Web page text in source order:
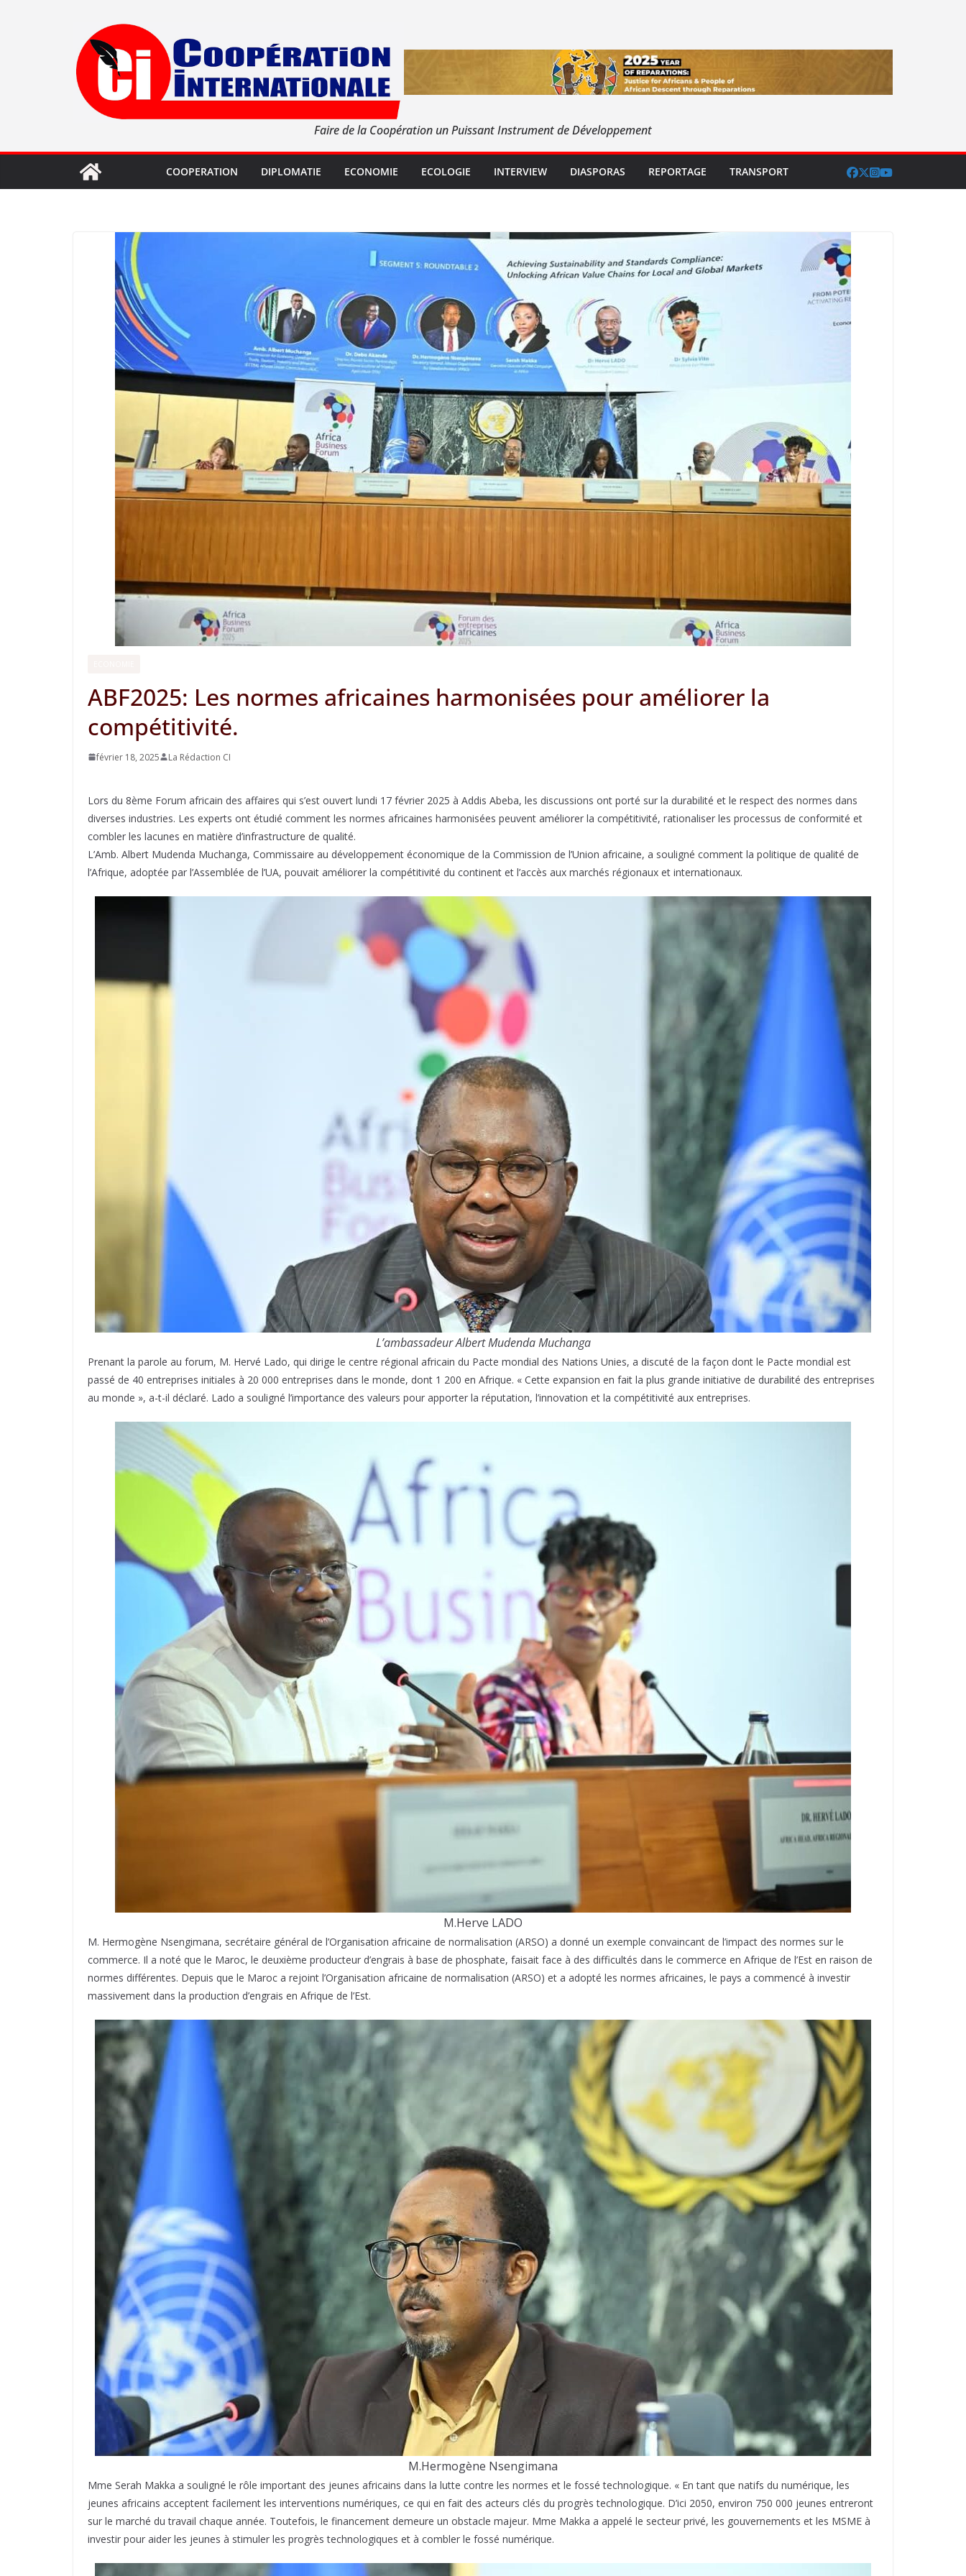
Faire de la Coopération un Puissant Instrument de Développement
COOPERATION DIPLOMATIE ECONOMIE ECOLOGIE INTERVIEW DIASPORAS REPORTAGE TRANSPORT
ABF2025: Les normes africaines harmonisées pour améliorer la
compétitivité.
février 18, 2025 La Rédaction CI
Lors du 8ème Forum africain des affaires qui s’est ouvert lundi 17 février 2025 à Addis Abeba, les discussions ont porté sur la durabilité et le respect des normes dans
diverses industries. Les experts ont étudié comment les normes africaines harmonisées peuvent améliorer la compétitivité, rationaliser les processus de conformité et
combler les lacunes en matière d’infrastructure de qualité.
L’Amb. Albert Mudenda Muchanga, Commissaire au développement économique de la Commission de l’Union africaine, a souligné comment la politique de qualité de
l’Afrique, adoptée par l’Assemblée de l’UA, pouvait améliorer la compétitivité du continent et l’accès aux marchés régionaux et internationaux.
L’ambassadeur Albert Mudenda Muchanga
Prenant la parole au forum, M. Hervé Lado, qui dirige le centre régional africain du Pacte mondial des Nations Unies, a discuté de la façon dont le Pacte mondial est
passé de 40 entreprises initiales à 20 000 entreprises dans le monde, dont 1 200 en Afrique. « Cette expansion en fait la plus grande initiative de durabilité des entreprises
au monde », a-t-il déclaré. Lado a souligné l’importance des valeurs pour apporter la réputation, l’innovation et la compétitivité aux entreprises.
M.Herve LADO
M. Hermogène Nsengimana, secrétaire général de l’Organisation africaine de normalisation (ARSO) a donné un exemple convaincant de l’impact des normes sur le
commerce. Il a noté que le Maroc, le deuxième producteur d’engrais à base de phosphate, faisait face à des difficultés dans le commerce en Afrique de l’Est en raison de
normes différentes. Depuis que le Maroc a rejoint l’Organisation africaine de normalisation (ARSO) et a adopté les normes africaines, le pays a commencé à investir
massivement dans la production d’engrais en Afrique de l’Est.
M.Hermogène Nsengimana
Mme Serah Makka a souligné le rôle important des jeunes africains dans la lutte contre les normes et le fossé technologique. « En tant que natifs du numérique, les
jeunes africains acceptent facilement les interventions numériques, ce qui en fait des acteurs clés du progrès technologique. D’ici 2050, environ 750 000 jeunes entreront
sur le marché du travail chaque année. Toutefois, le financement demeure un obstacle majeur. Mme Makka a appelé le secteur privé, les gouvernements et les MSME à
investir pour aider les jeunes à stimuler les progrès technologiques et à combler le fossé numérique.